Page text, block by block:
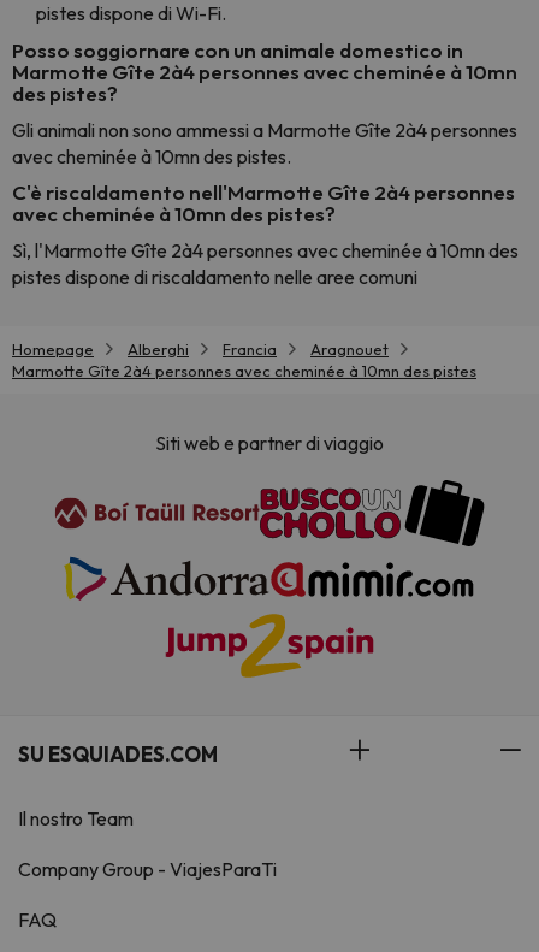
pistes dispone di Wi-Fi.
Posso soggiornare con un animale domestico in
Marmotte Gîte 2à4 personnes avec cheminée à 10mn
des pistes?
Gli animali non sono ammessi a Marmotte Gîte 2à4 personnes
avec cheminée à 10mn des pistes.
C'è riscaldamento nell'Marmotte Gîte 2à4 personnes
avec cheminée à 10mn des pistes?
Sì, l'Marmotte Gîte 2à4 personnes avec cheminée à 10mn des
pistes dispone di riscaldamento nelle aree comuni
Homepage Alberghi Francia
Aragnouet
Marmotte Gîte 2à4 personnes avec cheminée à 10mn des pistes
Siti web e partner di viaggio
SU ESQUIADES.COM
Il nostro Team
Company Group - ViajesParaTi
FAQ